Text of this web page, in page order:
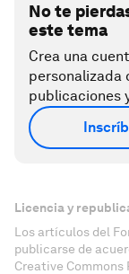
No te
este tema
Crea una
personalizada
publicaciones
Licencia y
Los artículos del
publicarse de
Creative